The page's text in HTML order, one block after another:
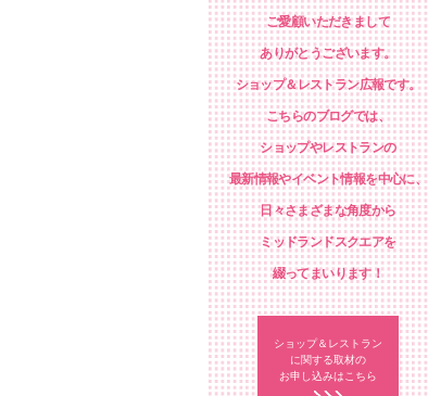
ご愛顧いただきまして
ありがとうございます。
ショップ＆レストラン広報です。
こちらのブログでは、
ショップやレストランの
最新情報やイベント情報を中心に、
日々さまざまな角度から
ミッドランドスクエアを
綴ってまいります！
ショップ＆レストラン
に関する取材の
お申し込みはこちら